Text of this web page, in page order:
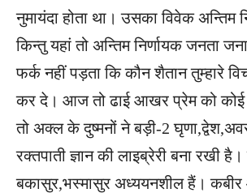
नुमायंदा होता था। उसका विवेक अन्तिम
किन्तु यहां तो अन्तिम निर्णायक जनता
फर्क नहीं पड़ता कि कौन शैतान तुम्हारे
कर दे। आज तो ढाई आखर प्रेम को कोई
तो अक्ल के दुष्मनों ने बड़ी-2
रक्तपाती ज्ञान की लाइब्रेरी बना रखी
बकासुर,भस्मासुर अध्ययनशील हैं। कबीर